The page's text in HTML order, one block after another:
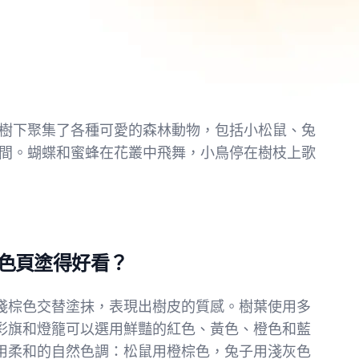
下聚集了各種可愛的森林動物，包括小松鼠、兔
。蝴蝶和蜜蜂在花叢中飛舞，小鳥停在樹枝上歌
頁塗得好看？
色交替塗抹，表現出樹皮的質感。樹葉使用多
和燈籠可以選用鮮豔的紅色、黃色、橙色和藍
和的自然色調：松鼠用橙棕色，兔子用淺灰色